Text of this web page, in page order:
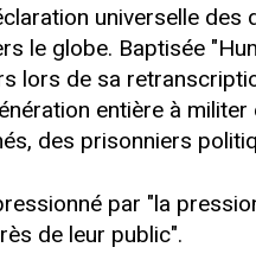
universelle
le globe. Baptisée
lors de sa
entière à
des prisonniers
par "la
de leur public".